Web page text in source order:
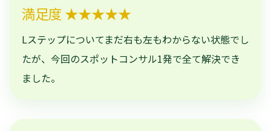
満足度 ★★★★★
Lステップについてまだ右も左もわからない状態でし
たが、今回のスポットコンサル1発で全て解決でき
ました。